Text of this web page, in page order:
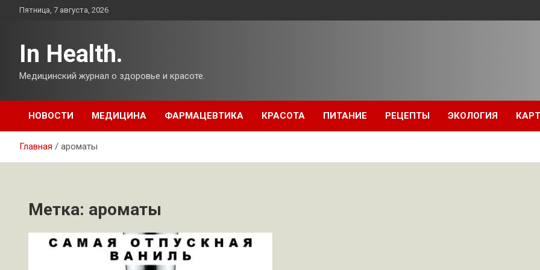
ПерейтиПятница, 7 августа, 2026
In Health.
Медицинский журнал о здоровье и красоте.
НОВОСТИ МЕДИЦИНА ФАРМАЦЕВТИКА КРАСОТА ПИТАНИЕ РЕЦЕПТЫ ЭКОЛОГИЯ
Главная ароматы
Метка: ароматы